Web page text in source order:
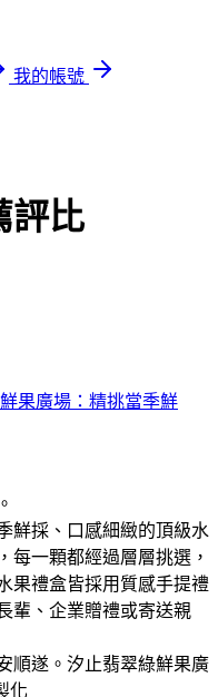
我的帳號
評比
果廣場：精挑當季鮮
鮮採、口感細緻的頂級水
每一顆都經過層層挑選，
果禮盒皆採用質感手提禮
輩、企業贈禮或寄送親
順遂。汐止翡翠綠鮮果廣
化